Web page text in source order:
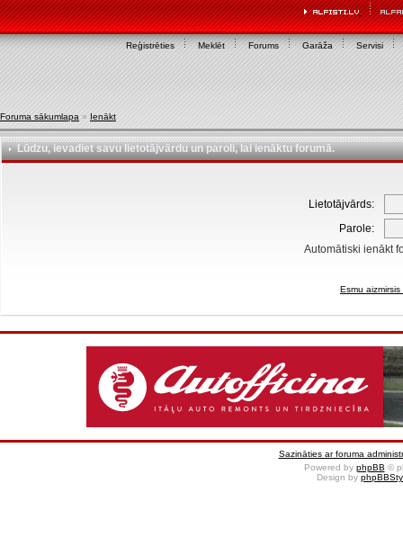
Reģistrēties Meklēt Forums Garāža Servisi
Foruma sākumlapa » Ienākt
Lūdzu, ievadiet savu lietotājvārdu un paroli, lai ienāktu forumā.
Lietotājvārds:
Parole:
Automātiski ienākt
Esmu
Sazināties ar foruma
Powered by phpBB ©
Design by